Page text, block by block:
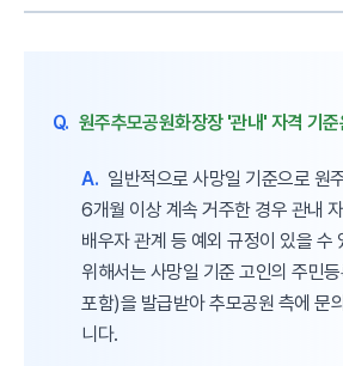
Q. 원주추모공원화장장 '관내' 자격 기
A. 일반적으로 사망일 기준으로 원
6개월 이상 계속 거주한 경우 관내
배우자 관계 등 예외 규정이 있을 수
위해서는 사망일 기준 고인의 주민
포함)을 발급받아 추모공원 측에 문
니다.